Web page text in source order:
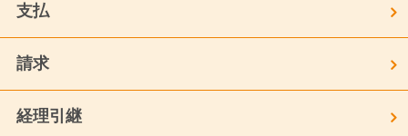
支払
請求
経理引継